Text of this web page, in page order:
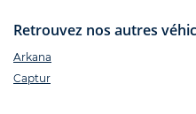
Retrouvez nos autres
Arkana
Captur